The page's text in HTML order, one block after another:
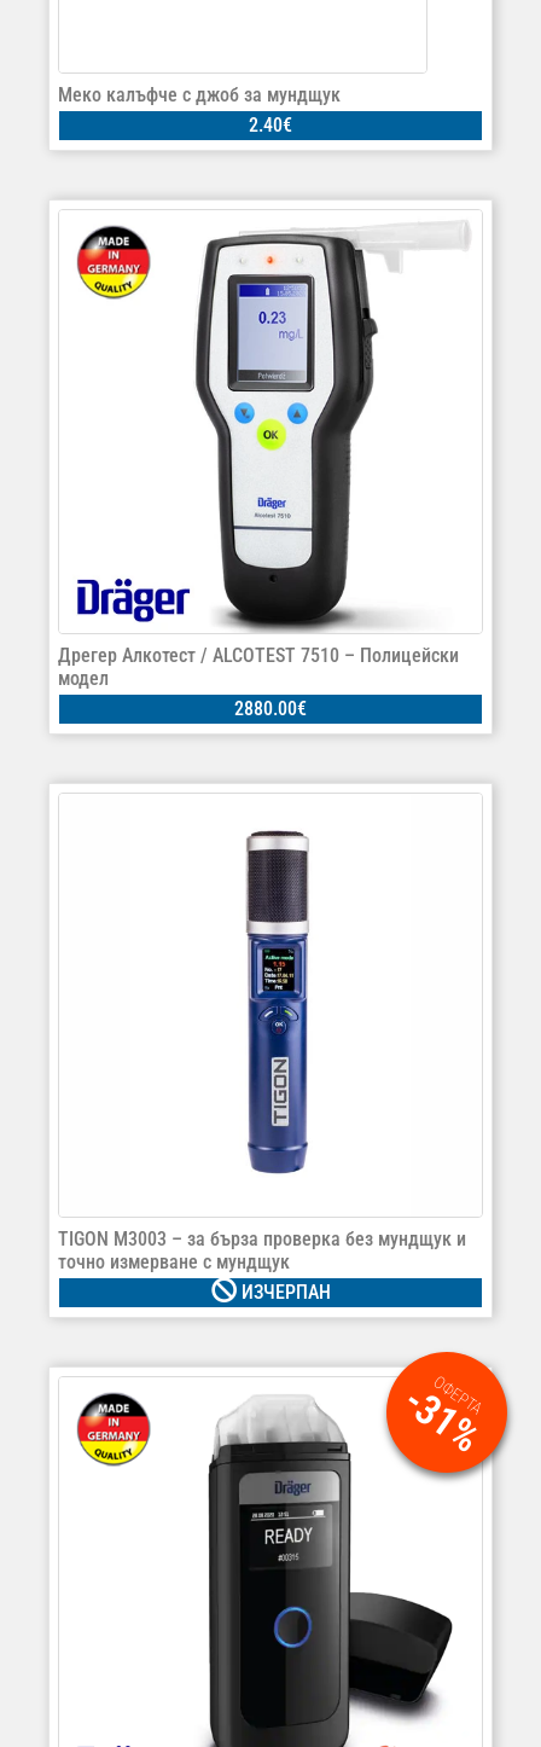
Меко калъфче с джоб за мундщук
2.40€
Дрегер Алкотест / ALCOTEST 7510 – Полицейски
модел
2880.00€
TIGON М3003 – за бърза проверка без мундщук и
точно измерване с мундщук
ИЗЧЕРПАН
ОФЕРТА
-31%